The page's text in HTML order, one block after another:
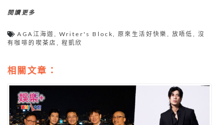
閱讀更多
AGA江海迦 Writer's Block 原來生活好快樂 放唔低
沒
有咖啡的喫茶店
程凱欣
相關文章：